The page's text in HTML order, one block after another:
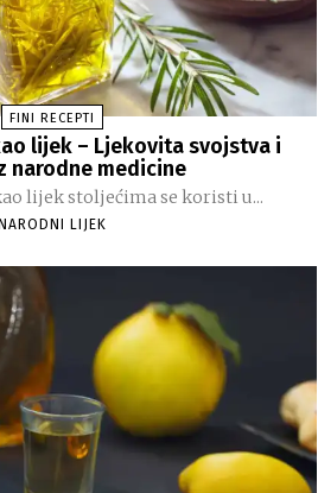
FINI RECEPTI
lijek – Ljekovita svojstva i
narodne medicine
lijek stoljećima se koristi u...
LIJEK